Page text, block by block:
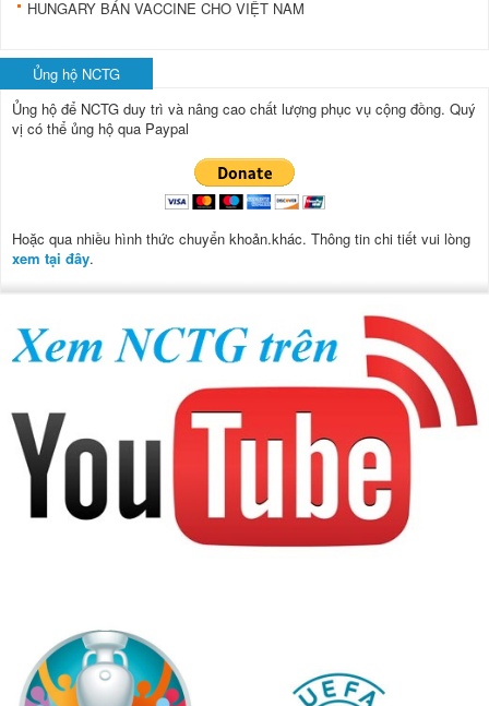
HUNGARY BÁN VACCINE CHO VIỆT NAM
Ủng hộ NCTG
Ủng hộ để NCTG duy trì và nâng cao chất lượng phục vụ cộng đồng. Quý
vị có thể ủng hộ qua Paypal
Hoặc qua nhiều hình thức chuyển khoản.khác. Thông tin chi tiết vui lòng
xem tại đây.